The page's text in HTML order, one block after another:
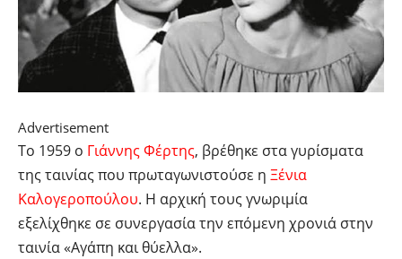
Advertisement
Το 1959 ο Γιάννης Φέρτης, βρέθηκε στα γυρίσματα
της ταινίας που πρωταγωνιστούσε η Ξένια
Καλογεροπούλου. Η αρχική τους γνωριμία
εξελίχθηκε σε συνεργασία την επόμενη χρονιά στην
ταινία «Αγάπη και θύελλα».